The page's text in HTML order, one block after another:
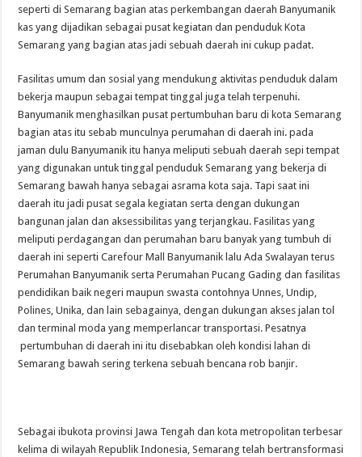
seperti di Semarang bagian atas perkembangan daerah Banyumanik
kas yang dijadikan sebagai pusat kegiatan dan penduduk Kota
Semarang yang bagian atas jadi sebuah daerah ini cukup padat.
Fasilitas umum dan sosial yang mendukung aktivitas penduduk dalam
bekerja maupun sebagai tempat tinggal juga telah terpenuhi.
Banyumanik menghasilkan pusat pertumbuhan baru di kota Semarang
bagian atas itu sebab munculnya perumahan di daerah ini. pada
jaman dulu Banyumanik itu hanya meliputi sebuah daerah sepi tempat
yang digunakan untuk tinggal penduduk Semarang yang bekerja di
Semarang bawah hanya sebagai asrama kota saja. Tapi saat ini
daerah itu jadi pusat segala kegiatan serta dengan dukungan
bangunan jalan dan aksessibilitas yang terjangkau. Fasilitas yang
meliputi perdagangan dan perumahan baru banyak yang tumbuh di
daerah ini seperti Carefour Mall Banyumanik lalu Ada Swalayan terus
Perumahan Banyumanik serta Perumahan Pucang Gading dan fasilitas
pendidikan baik negeri maupun swasta contohnya Unnes, Undip,
Polines, Unika, dan lain sebagainya, dengan dukungan akses jalan tol
dan terminal moda yang memperlancar transportasi. Pesatnya
pertumbuhan di daerah ini itu disebabkan oleh kondisi lahan di
Semarang bawah sering terkena sebuah bencana rob banjir.
Sebagai ibukota provinsi Jawa Tengah dan kota metropolitan terbesar
kelima di wilayah Republik Indonesia, Semarang telah bertransformasi